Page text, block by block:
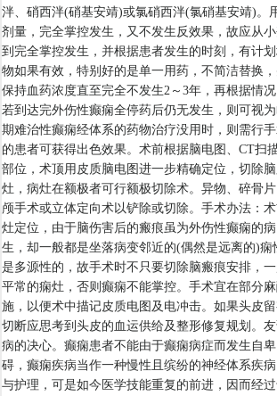
泮、硝西泮(硝基安靖)或氯硝西泮(氯硝基安靖)。
剂量，完全掌控发生，又不发生反效果，故应从
到完全掌控发生，并根据患者发生的时刻，有计
物如果有效，特别好的是单一用药，不简洁替换，
保持血药浓度直至完全不发生2～3年，再根据情
若到达完外伤性癫痫全停药后仍无发生，则可视
期难治性癫痫经体系的药物治疗没用时，则需行
的患者可获得出色效果。术前根据脑电图、CT扫
部位，术顶用皮质脑电图进一步精确定位，切除
灶，病灶在额极者可行额极切除术。异物、碎骨
颅手术或立体定向术以铲除或切除。手术办法：
灶定位，由于脑伤害后的瘢痕虽为外伤性癫痫的
生，却一般都是坐落病变邻近的(偶然是远离的)痫
是多源性的，故手术时不只要切除脑瘢痕安排，
平常的痫灶，否则癫痫不能掌控。手术宜在部分
施，以便术中描记皮质电图及电冲击。如果头皮
切断应思考到头皮的血运供给及整形修复规划。
病的决心。癫痫患者不能由于癫痫病症而发生自
碍，癫痫疾病当作一种慢性且缤纷的神经体系疾
与护理，可是如今医学技能重复的前进，因而经